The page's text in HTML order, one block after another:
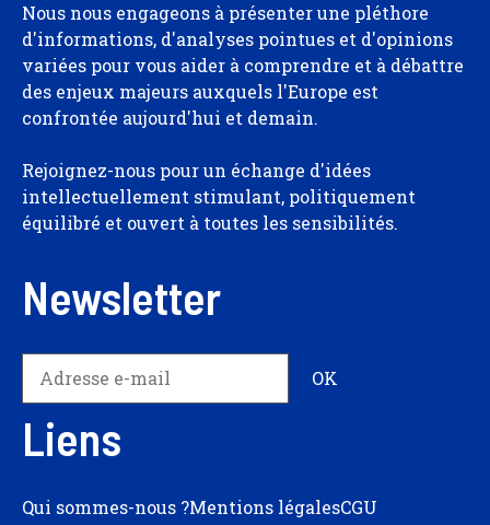
Nous nous engageons à présenter une pléthore
d'informations, d'analyses pointues et d'opinions
variées pour vous aider à comprendre et à débattre
des enjeux majeurs auxquels l'Europe est
confrontée aujourd'hui et demain.
Rejoignez-nous pour un échange d'idées
intellectuellement stimulant, politiquement
équilibré et ouvert à toutes les sensibilités.
Newsletter
Liens
Qui sommes-nous ?Mentions légalesCGU